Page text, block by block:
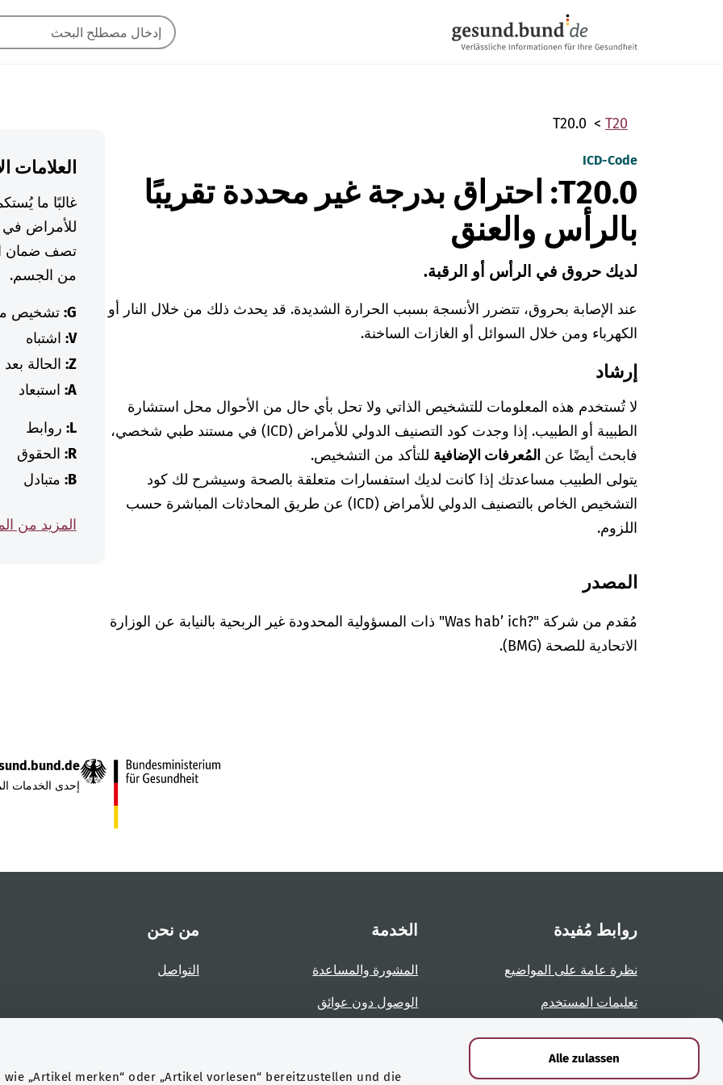
„Artikel merken“ oder „Artikel vorlesen“ bereitzustellen und die
Alle zulassen
T20
T20.0
ICD-Code
T20.0: احتراق بدرجة غير محددة تقريبًا
بالرأس والعنق
لديك حروق في الرأس أو الرقبة.
عند الإصابة بحروق، تتضرر الأنسجة بسبب الحرارة الشديدة. قد يحدث ذلك من خلال النار أو
الكهرباء ومن خلال السوائل أو الغازات الساخنة.
إرشاد
لا تُستخدم هذه المعلومات للتشخيص الذاتي ولا تحل بأي حال من الأحوال محل استشارة
الطبيبة أو الطبيب. إذا وجدت كود التصنيف الدولي للأمراض (ICD) في مستند طبي شخصي،
فابحث أيضًا عن المُعرفات الإضافية للتأكد من التشخيص.
يتولى الطبيب مساعدتك إذا كانت لديك استفسارات متعلقة بالصحة وسيشرح لك كود
التشخيص الخاص بالتصنيف الدولي للأمراض (ICD) عن طريق المحادثات المباشرة حسب
اللزوم.
المصدر
مُقدم من شركة "Was hab’ ich?‎" ذات المسؤولية المحدودة غير الربحية بالنيابة عن الوزارة
الاتحادية للصحة (BMG).
العلامات
غالبًا ما
للأمراض في
تصف ضمان
من الجسم.
G: تشخيص
V: اشتباه
Z: الحالة بعد
A: استبعاد
L: روابط
R: الحقوق
B: متبادل
المزيد من
إحدى الخدمات
روابط مُفيدة
نظرة عامة على المواضيع
تعليمات المستخدم
نظرة عامة على الصفحات
الخدمة
المشورة والمساعدة
الوصول دون عوائق
من نحن
التواصل
الشهادات